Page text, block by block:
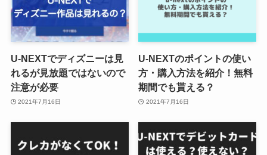
U-NEXTでディズニーは見
れるが見放題ではないので
注意が必要
2021年7月16日
U-NEXTのポイントの使い
方・購入方法を紹介！無料
期間でも貰える？
2021年7月16日